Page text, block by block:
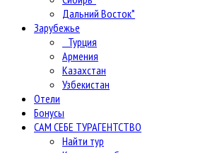
Дальний Восток*
Зарубежье
Турция
Армения
Казахстан
Узбекистан
Отели
Бонусы
САМ СЕБЕ ТУРАГЕНТСТВО
Найти тур